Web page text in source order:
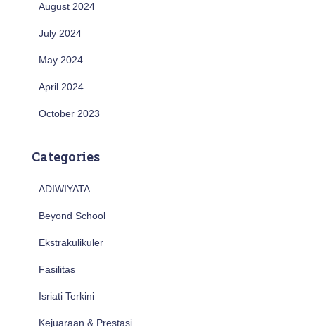
August 2024
July 2024
May 2024
April 2024
October 2023
Categories
ADIWIYATA
Beyond School
Ekstrakulikuler
Fasilitas
Isriati Terkini
Kejuaraan & Prestasi